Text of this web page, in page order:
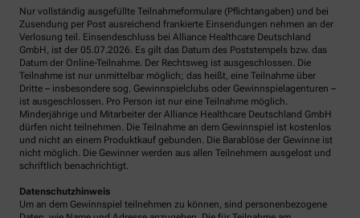
Nur vollständig ausgefüllte Teilnahmeformulare (Pflichtangaben) und bei
Zusendung per Post ausreichend frankierte Einsendungen nehmen an der
Verlosung teil. Einsendeschluss bei Alliance Healthcare Deutschland
GmbH, ist der 05.07.2026. Es gilt das Datum des Poststempels bzw. das
Datum der Online-Teilnahme. Der Rechtsweg ist ausgeschlossen. Die
Teilnahme ist nur unmittelbar möglich; das heißt, eine Teilnahme über
Dritte – insbesondere sog. Gewinnspielclubs oder Gewinnspielagenturen –
ist ausgeschlossen. Pro Person ist nur eine Teilnahme möglich.
Minderjährige und Mitarbeiter der Alliance Healthcare Deutschland GmbH
dürfen nicht teilnehmen. Die Teilnahme an dem Gewinnspiel ist kostenlos
und nicht an einem Produktkauf gebunden. Die Barablöse der Gewinne ist
nicht möglich. Die Gewinner werden aus allen Teilnehmern ausgelost und
schriftlich benachrichtigt.
Datenschutzhinweis
Um an dem Gewinnspiel teilnehmen zu können, sind personenbezogene